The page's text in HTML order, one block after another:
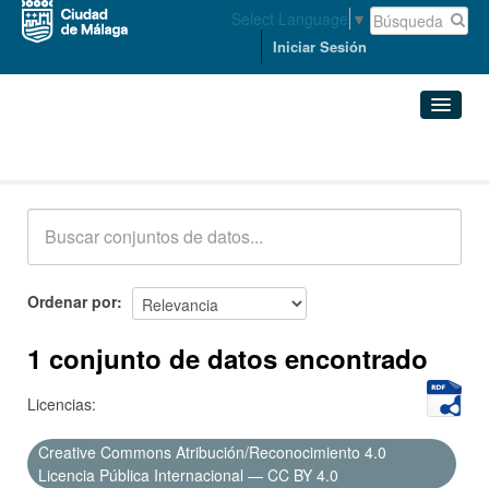
Select Language ▼
Iniciar Sesión
Acerca de
Ordenar por
1 conjunto de datos encontrado
Licencias:
Creative Commons Atribución/Reconocimiento 4.0
Licencia Pública Internacional — CC BY 4.0